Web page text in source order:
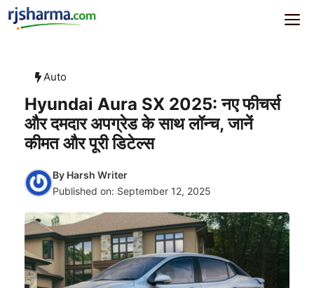
Skip
Auto
Hyundai Aura SX 2025: नए फीचर्स
और दमदार अपग्रेड के साथ लॉन्च, जानें
कीमत और पूरी डिटेल्स
By Harsh Writer
Published on: September 12, 2025